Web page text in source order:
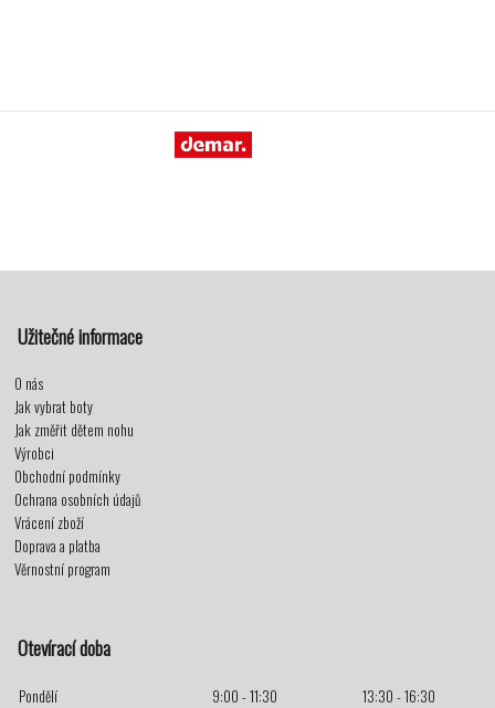
Užitečné informace
O nás
Jak vybrat boty
Jak změřit dětem nohu
Výrobci
Obchodní podmínky
Ochrana osobních údajů
Vrácení zboží
Doprava a platba
Věrnostní program
Otevírací doba
Pondělí 9:00 - 11:30
13:30 - 16:30